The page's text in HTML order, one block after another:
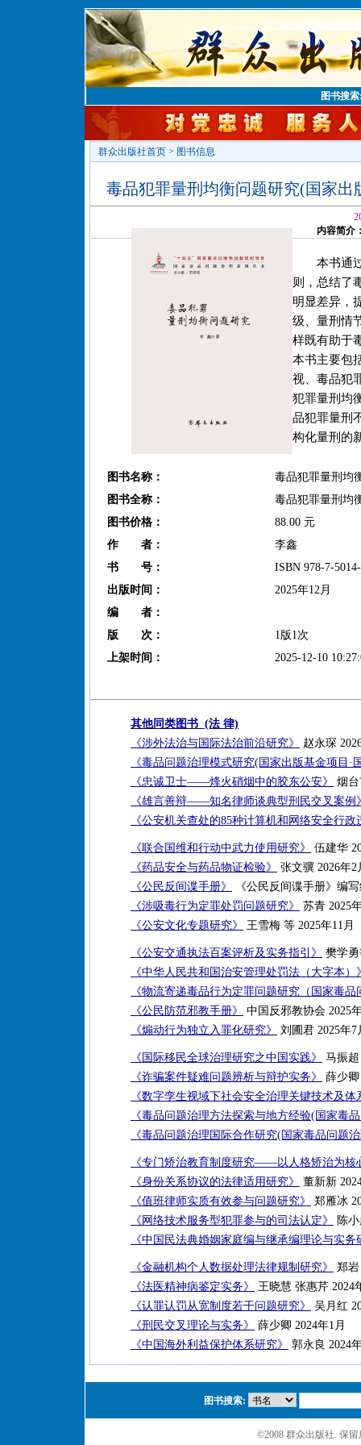
图书搜
群众出版社首页 > 图书信息
毒品犯罪量刑均衡问题研究(国家出
图书名称：
毒品犯罪量刑均
图书全称：
毒品犯罪量刑均
图书价格：
88.00 元
作 者：
李鑫
书 号：
ISBN 978-7-
出版时间：
2025年12月
编 者：
版 次：
1版1次
上架时间：
2025-12-10
内容简介
本书通
则，总结了
明显差异，
级、量刑情
样既有助于
本书主要包
视、毒品犯
犯罪量刑均
品犯罪量刑
构化量刑的
其他同类图书 (法 律)
《涉外法治与国际法治前沿研究》
赵永琛
《毒品问题治理模式研究(国家出版基金项目
《忠诚卫士——烽火硝烟中的胶东公安》
烟
《雄言善辩——知名律师谈典型刑民交叉案例
《公安机关查处的85种计算机和网络安全行
《联合国维和行动中武力使用研究》
伍建华
《药品安全与药品物证检验》
张文骥 2026年2
《公民反间谍手册》
《公民反间谍手册》编
《涉吸毒行为定罪处罚问题研究》
苏青 2025
《公安文化专题研究》
王雪梅 等 2025年11月
《公安交通执法百案评析及实务指引》
樊学勇
《中华人民共和国治安管理处罚法（大字本）
《物流寄递毒品行为定罪问题研究（国家毒
《公民防范邪教手册》
中国反邪教协会 2025
《煽动行为独立入罪化研究》
刘圃君 2025年7
《国际移民全球治理研究之中国实践》
马振超
《诈骗案件疑难问题辨析与辩护实务》
薛少卿
《数字孪生视域下社会安全治理关键技术及体
《毒品问题治理方法探索与地方经验(国家毒
《毒品问题治理国际合作研究(国家毒品问题
《专门矫治教育制度研究——以人格矫治为核
《身份关系协议的法律适用研究》
董新新
《值班律师实质有效参与问题研究》
郑雁冰
《网络技术服务型犯罪参与的司法认定》
陈
《中国民法典婚姻家庭编与继承编理论与实务
《金融机构个人数据处理法律规制研究》
郑岩
《法医精神病鉴定实务》
王晓慧 张惠芹 2024
《认罪认罚从宽制度若干问题研究》
吴月红
《刑民交叉理论与实务》
薛少卿 2024年1月
《中国海外利益保护体系研究》
郭永良 2024
图书搜索:
©2008 群众出版社. 保